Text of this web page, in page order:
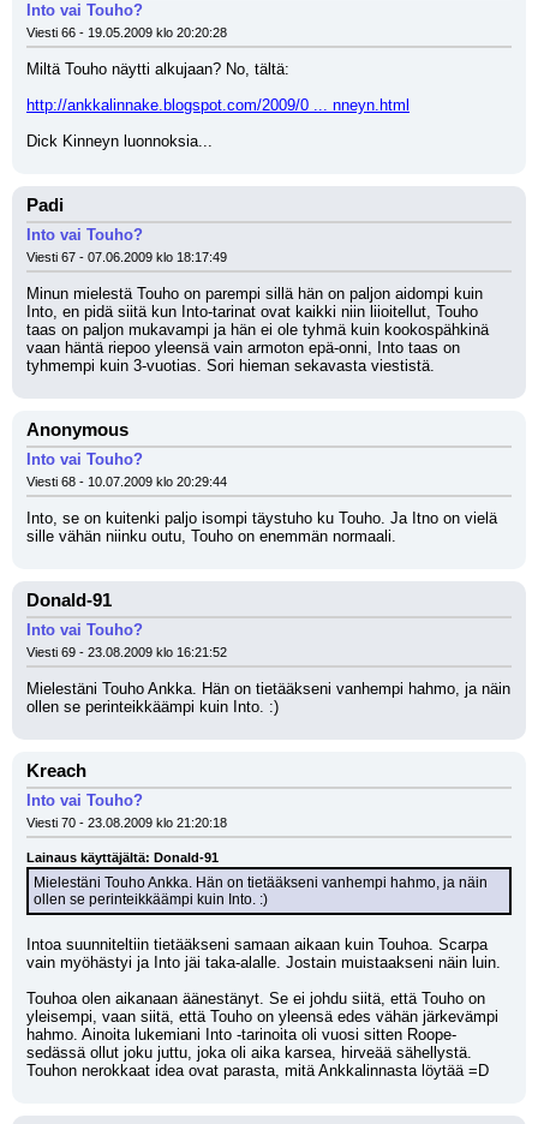
Into vai Touho?
Viesti 66 - 19.05.2009 klo 20:20:28
Miltä Touho näytti alkujaan? No, tältä:
http://ankkalinnake.blogspot.com/2009/0 ... nneyn.html
Dick Kinneyn luonnoksia...
Padi
Into vai Touho?
Viesti 67 - 07.06.2009 klo 18:17:49
Minun mielestä Touho on parempi sillä hän on paljon aidompi kuin
Into, en pidä siitä kun Into-tarinat ovat kaikki niin liioitellut, Touho
taas on paljon mukavampi ja hän ei ole tyhmä kuin kookospähkinä
vaan häntä riepoo yleensä vain armoton epä-onni, Into taas on
tyhmempi kuin 3-vuotias. Sori hieman sekavasta viestistä.
Anonymous
Into vai Touho?
Viesti 68 - 10.07.2009 klo 20:29:44
Into, se on kuitenki paljo isompi täystuho ku Touho. Ja Itno on vielä
sille vähän niinku outu, Touho on enemmän normaali.
Donald-91
Into vai Touho?
Viesti 69 - 23.08.2009 klo 16:21:52
Mielestäni Touho Ankka. Hän on tietääkseni vanhempi hahmo, ja näin
ollen se perinteikkäämpi kuin Into. :)
Kreach
Into vai Touho?
Viesti 70 - 23.08.2009 klo 21:20:18
Lainaus käyttäjältä: Donald-91
Mielestäni Touho Ankka. Hän on tietääkseni vanhempi hahmo, ja näin
ollen se perinteikkäämpi kuin Into. :)
Intoa suunniteltiin tietääkseni samaan aikaan kuin Touhoa. Scarpa
vain myöhästyi ja Into jäi taka-alalle. Jostain muistaakseni näin luin.
Touhoa olen aikanaan äänestänyt. Se ei johdu siitä, että Touho on
yleisempi, vaan siitä, että Touho on yleensä edes vähän järkevämpi
hahmo. Ainoita lukemiani Into -tarinoita oli vuosi sitten Roope-
sedässä ollut joku juttu, joka oli aika karsea, hirveää sähellystä.
Touhon nerokkaat idea ovat parasta, mitä Ankkalinnasta löytää =D